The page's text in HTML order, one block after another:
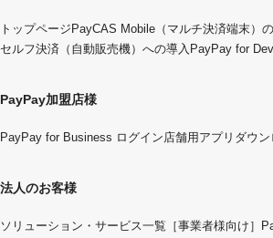
トップページ PayCAS Mobile（マルチ決済端末）
セルフ決済（自動販売機）への導入 PayPay for
PayPay加盟店様
PayPay for Business ログイン店舗用アプリダウン
法人のお客様
ソリューション・サービス一覧 ［事業者様向け］